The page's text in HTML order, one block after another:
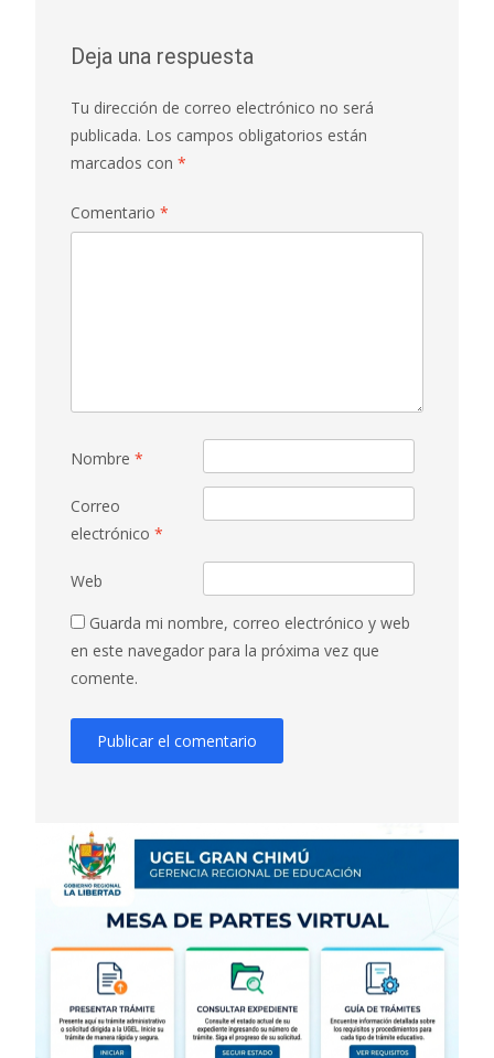
entradas
Deja una respuesta
Tu dirección de correo electrónico no será
publicada. Los campos obligatorios están
marcados con *
Comentario *
Nombre *
Correo
electrónico *
Web
Guarda mi nombre, correo electrónico y web
en este navegador para la próxima vez que
comente.